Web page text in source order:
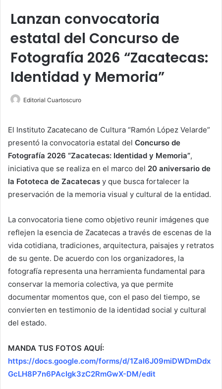
Lanzan convocatoria
estatal del Concurso de
Fotografía 2026 “Zacatecas:
Identidad y Memoria”
Editorial Cuartoscuro
El Instituto Zacatecano de Cultura “Ramón López Velarde”
presentó la convocatoria estatal del Concurso de
Fotografía 2026 “Zacatecas: Identidad y Memoria”,
iniciativa que se realiza en el marco del 20 aniversario de
la Fototeca de Zacatecas y que busca fortalecer la
preservación de la memoria visual y cultural de la entidad.
La convocatoria tiene como objetivo reunir imágenes que
reflejen la esencia de Zacatecas a través de escenas de la
vida cotidiana, tradiciones, arquitectura, paisajes y retratos
de su gente. De acuerdo con los organizadores, la
fotografía representa una herramienta fundamental para
conservar la memoria colectiva, ya que permite
documentar momentos que, con el paso del tiempo, se
convierten en testimonio de la identidad social y cultural
del estado.
MANDA TUS FOTOS AQUÍ:
https://docs.google.com/forms/d/1ZaI6J09miDWDmDdx
GcLH8P7n6PAcIgk3zC2RmGwX-DM/edit